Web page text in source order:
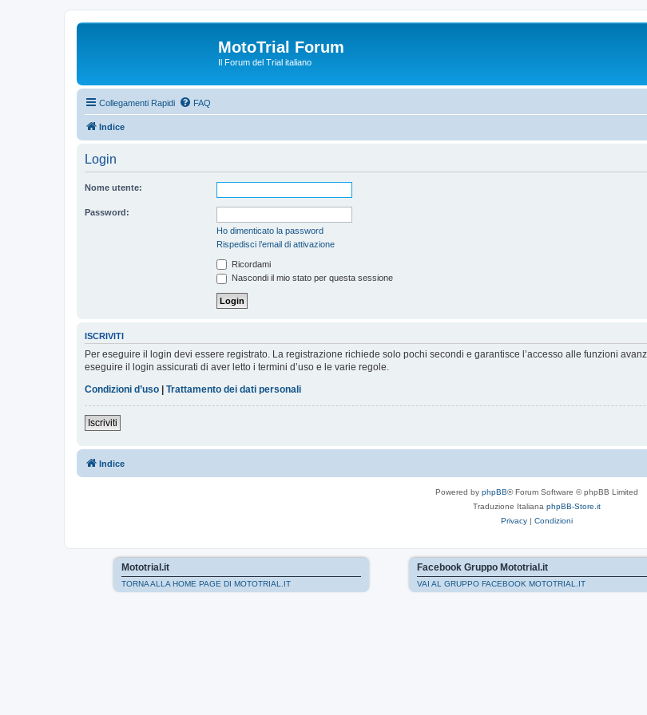
MotoTrial Forum
Il Forum del Trial italiano
Collegamenti Rapidi FAQ
Indice
Login
Nome utente:
Password:
Ho dimenticato la password
Rispedisci l’email di attivazione
Ricordami
Nascondi il mio stato per questa sessione
ISCRIVITI
Per eseguire il login devi essere registrato. La registrazione richiede solo pochi secondi e garantisce l’accesso alle funzioni
eseguire il login assicurati di aver letto i termini d’uso e le varie regole.
Condizioni d’uso
Trattamento dei dati personali
Iscriviti
Indice
Powered by phpBB® Forum Software © phpBB Limited
Traduzione Italiana phpBB-Store.it
Privacy | Condizioni
Mototrial.it
TORNA ALLA HOME PAGE DI MOTOTRIAL.IT
Facebook Gruppo Mototrial.it
VAI AL GRUPPO FACEBOOK MOTOTRIAL.IT